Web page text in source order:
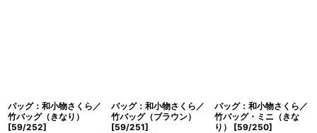
バッグ：和小物さくら／
竹バッグ（きなり）
[59/252]
バッグ：和小物さくら／
竹バッグ（ブラウン）
[59/251]
バッグ：和小物さくら／
竹バッグ・ミニ（きな
り）
[59/250]